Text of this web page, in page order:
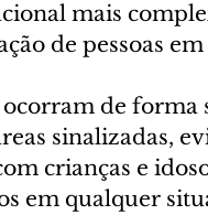
mais
de pessoas
ocorram de forma
sinalizadas,
crianças e
em qualquer